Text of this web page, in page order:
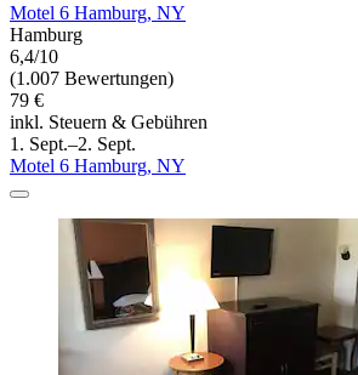
Motel 6 Hamburg, NY
Hamburg
6,4/10
(1.007 Bewertungen)
79 €
inkl. Steuern & Gebühren
1. Sept.–2. Sept.
Motel 6 Hamburg, NY